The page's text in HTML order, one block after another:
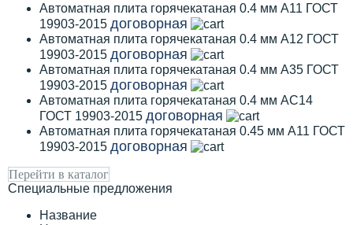
Автоматная плита горячекатаная 0.4 мм А11 ГОСТ
19903-2015 договорная
Автоматная плита горячекатаная 0.4 мм А12 ГОСТ
19903-2015 договорная
Автоматная плита горячекатаная 0.4 мм А35 ГОСТ
19903-2015 договорная
Автоматная плита горячекатаная 0.4 мм АС14
ГОСТ 19903-2015 договорная
Автоматная плита горячекатаная 0.45 мм А11 ГОСТ
19903-2015 договорная
Перейти в каталог
Специальные предложения
Название